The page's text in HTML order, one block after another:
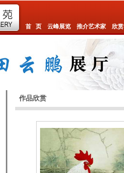
首 页 云峰展览 推介艺术家 欣
作品欣赏